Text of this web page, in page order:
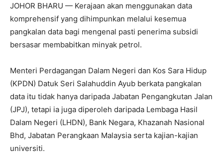
JOHOR BHARU — Kerajaan akan menggunakan data
komprehensif yang dihimpunkan melalui kesemua
pangkalan data bagi mengenal pasti penerima subsidi
bersasar membabitkan minyak petrol.
Menteri Perdagangan Dalam Negeri dan Kos Sara Hidup
(KPDN) Datuk Seri Salahuddin Ayub berkata pangkalan
data itu tidak hanya daripada Jabatan Pengangkutan Jalan
(JPJ), tetapi ia juga diperoleh daripada Lembaga Hasil
Dalam Negeri (LHDN), Bank Negara, Khazanah Nasional
Bhd, Jabatan Perangkaan Malaysia serta kajian-kajian
universiti.